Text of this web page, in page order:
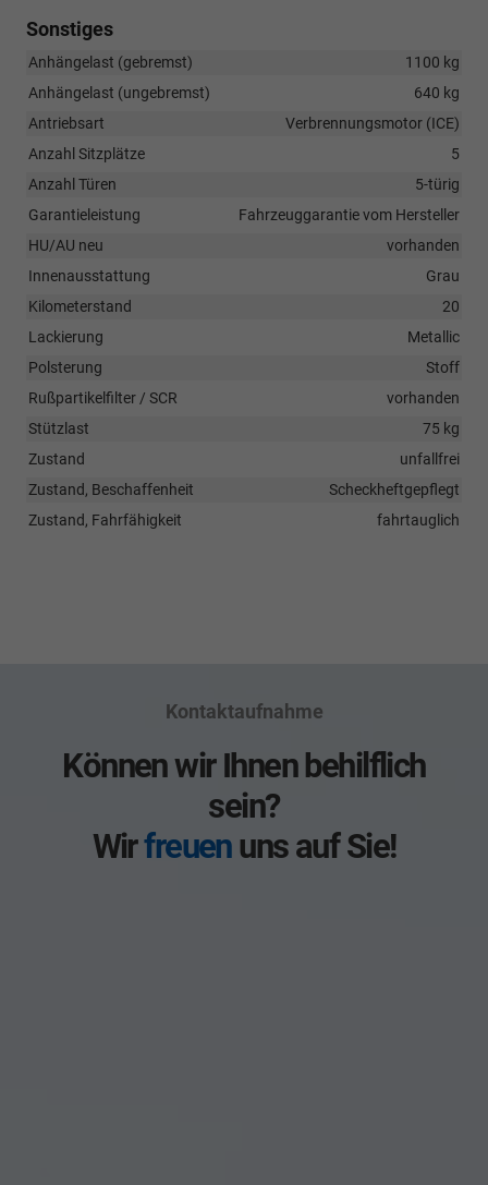
Sonstiges
Anhängelast (gebremst)
1100 kg
Anhängelast (ungebremst)
640 kg
Antriebsart
Verbrennungsmotor (ICE)
Anzahl Sitzplätze
5
Anzahl Türen
5-türig
Garantieleistung
Fahrzeuggarantie vom Hersteller
HU/AU neu
vorhanden
Innenausstattung
Grau
Kilometerstand
20
Lackierung
Metallic
Polsterung
Stoff
Rußpartikelfilter / SCR
vorhanden
Stützlast
75 kg
Zustand
unfallfrei
Zustand, Beschaffenheit
Scheckheftgepflegt
Zustand, Fahrfähigkeit
fahrtauglich
Kontaktaufnahme
Können wir Ihnen behilflich
sein?
Wirfreuenuns auf Sie!